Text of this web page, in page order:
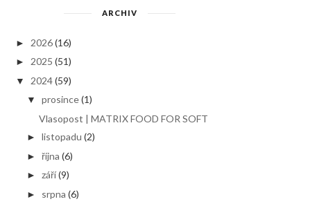
ARCHIV
► 2026 (16)
► 2025 (51)
▼ 2024 (59)
▼ prosince(1)
Vlasopost | MATRIX FOOD FOR SOFT
►listopadu (2)
►října (6)
►září(9)
► srpna (6)